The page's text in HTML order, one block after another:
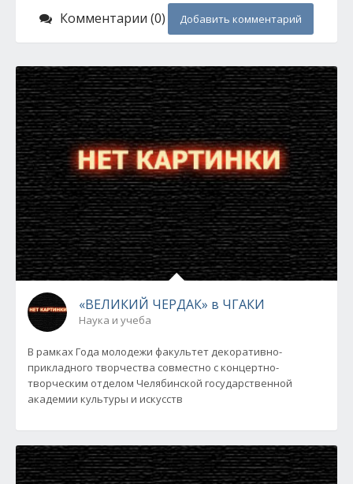
Комментарии (0) Добавить комментарий
«ВЕЛИКИЙ ЧЕРДАК» в ЧГАКИ
Наука и учеба
В рамках Года молодежи факультет декоративно-
прикладного творчества совместно с концертно-
творческим отделом Челябинской государственной
академии культуры и искусств